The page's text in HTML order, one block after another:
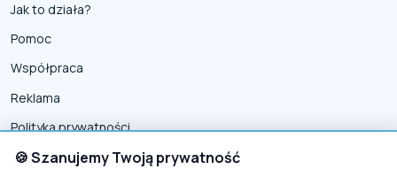
Jak to działa?
Pomoc
Współpraca
Reklama
Polityka prywatności
Polityka Cookies
🍪 Szanujemy Twoją prywatność